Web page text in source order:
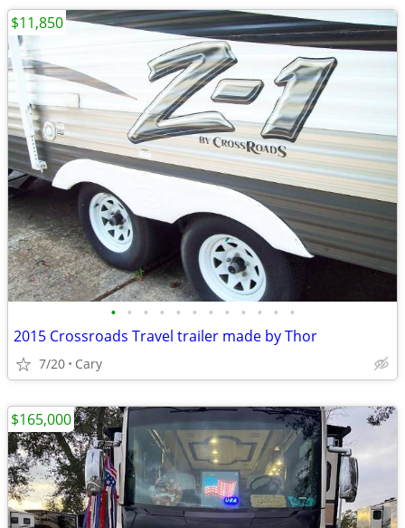
• • • • • • • • • • • •
2015 Crossroads Travel trailer made by Thor
7/20 Cary
$11,850
$165,000